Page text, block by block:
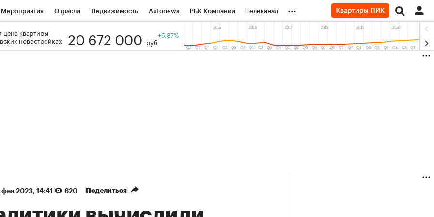
Мероприятия Отрасли Недвижимость Autonews РБК Компании Телеканал
РБК Образование Тренды
...
цена квартиры
новостройках
20 672 000 руб
+5.87%
фев 2023, 14:41 620 Поделиться